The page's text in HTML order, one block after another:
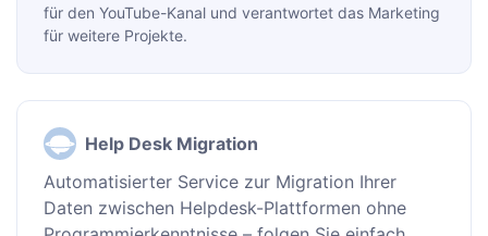
für den YouTube-Kanal und verantwortet das Marketing
für weitere Projekte.
Help Desk Migration
Automatisierter Service zur Migration Ihrer
Daten zwischen Helpdesk-Plattformen ohne